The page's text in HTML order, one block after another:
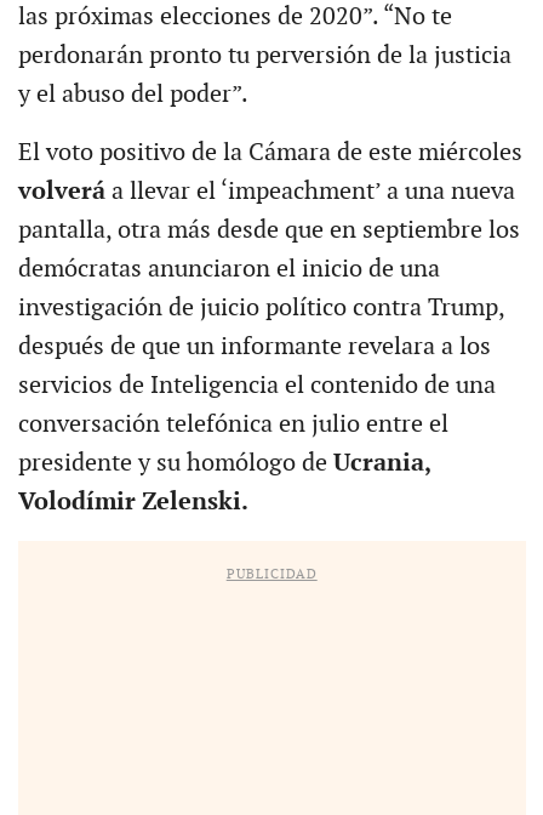
las próximas elecciones de 2020”. “No te
perdonarán pronto tu perversión de la justicia
y el abuso del poder”.
El voto positivo de la Cámara de este miércoles
volverá a llevar el ‘impeachment’ a una nueva
pantalla, otra más desde que en septiembre los
demócratas anunciaron el inicio de una
investigación de juicio político contra Trump,
después de que un informante revelara a los
servicios de Inteligencia el contenido de una
conversación telefónica en julio entre el
presidente y su homólogo deUcrania,
Volodímir Zelenski.
PUBLICIDAD